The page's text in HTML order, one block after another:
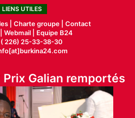
LIENS UTILES
| Charte groupe | Contact
Webmail |
Equipe B24
226) 25-33-38-30
Prix Galian remportés